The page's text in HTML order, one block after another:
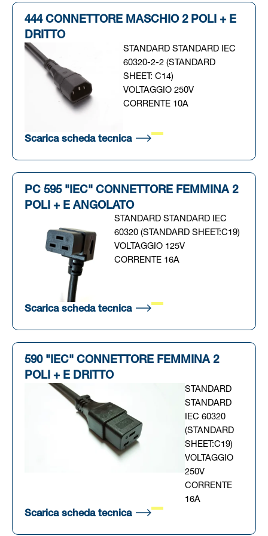
444 CONNETTORE MASCHIO 2 POLI + E
DRITTO
STANDARD STANDARD IEC
60320-2-2 (STANDARD
SHEET: C14)
VOLTAGGIO 250V
CORRENTE 10A
Scarica scheda tecnica (Si apre in una nuova
PC 595 "IEC" CONNETTORE FEMMINA 2
POLI + E ANGOLATO
STANDARD STANDARD IEC
60320 (STANDARD SHEET:C19)
VOLTAGGIO 125V
CORRENTE 16A
Scarica scheda tecnica (Si apre in una nuova
590 "IEC" CONNETTORE FEMMINA 2
POLI + E DRITTO
STANDARD
STANDARD
IEC 60320
(STANDARD
SHEET:C19)
VOLTAGGIO
250V
CORRENTE
16A
Scarica scheda tecnica (Si apre in una nuova